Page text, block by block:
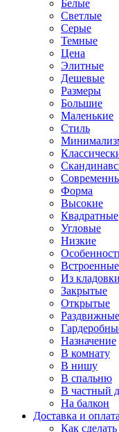
Белые
Светлые
Серые
Темные
Цена
Элитные
Дешевые
Размеры
Большие
Маленькие
Стиль
Форма
Высокие
Квадратные
Угловые
Низкие
Встроенные
Из кладовки
Закрытые
Открытые
Раздвижные
Назначение
В комнату
В нишу
В спальню
В частный
На балкон
Доставка и оплата
Как сделать